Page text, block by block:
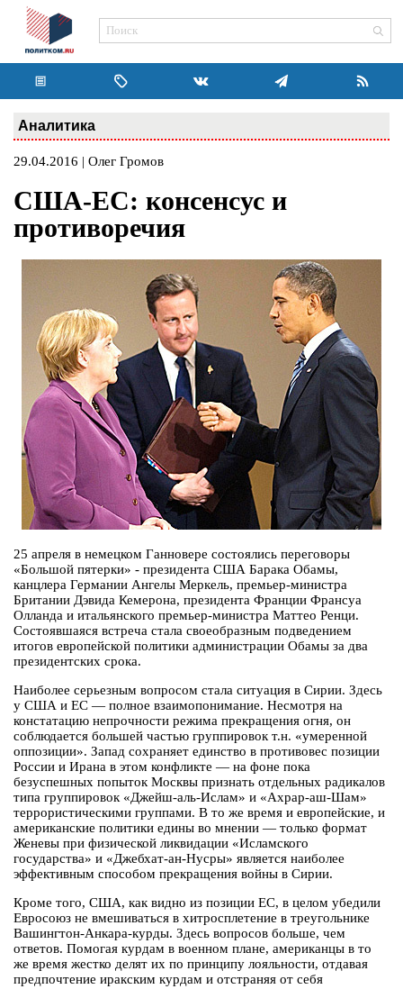
Аналитика
29.04.2016 | Олег Громов
США-ЕС: консенсус и
противоречия
25 апреля в немецком Ганновере состоялись переговоры
«Большой пятерки» - президента США Барака Обамы,
канцлера Германии Ангелы Меркель, премьер-министра
Британии Дэвида Кемерона, президента Франции Франсуа
Олланда и итальянского премьер-министра Маттео Ренци.
Состоявшаяся встреча стала своеобразным подведением
итогов европейской политики администрации Обамы за два
президентских срока.
Наиболее серьезным вопросом стала ситуация в Сирии. Здесь
у США и ЕС — полное взаимопонимание. Несмотря на
констатацию непрочности режима прекращения огня, он
соблюдается большей частью группировок т.н. «умеренной
оппозиции». Запад сохраняет единство в противовес позиции
России и Ирана в этом конфликте — на фоне пока
безуспешных попыток Москвы признать отдельных радикалов
типа группировок «Джейш-аль-Ислам» и «Ахрар-аш-Шам»
террористическими группами. В то же время и европейские, и
американские политики едины во мнении — только формат
Женевы при физической ликвидации «Исламского
государства» и «Джебхат-ан-Нусры» является наиболее
эффективным способом прекращения войны в Сирии.
Кроме того, США, как видно из позиции ЕС, в целом убедили
Евросоюз не вмешиваться в хитросплетение в треугольнике
Вашингтон-Анкара-курды. Здесь вопросов больше, чем
ответов. Помогая курдам в военном плане, американцы в то
же время жестко делят их по принципу лояльности, отдавая
предпочтение иракским курдам и отстраняя от себя